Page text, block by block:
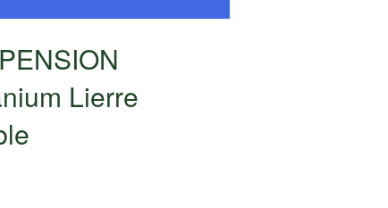
Lierre